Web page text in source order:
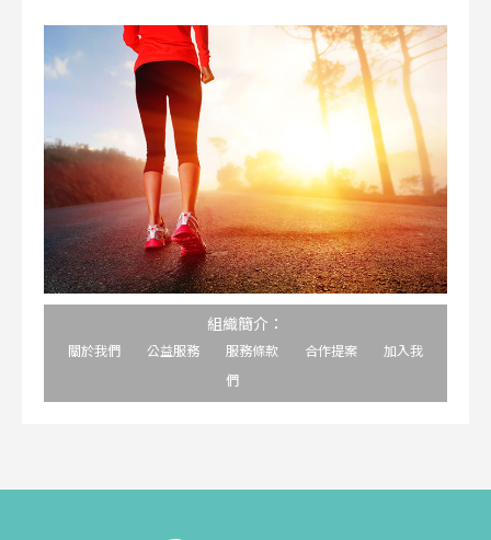
組織簡介：
關於我們 公益服務 服務條款 合作提案
加入我
們